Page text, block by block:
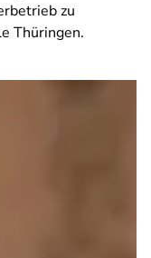
zu
Thüringen.